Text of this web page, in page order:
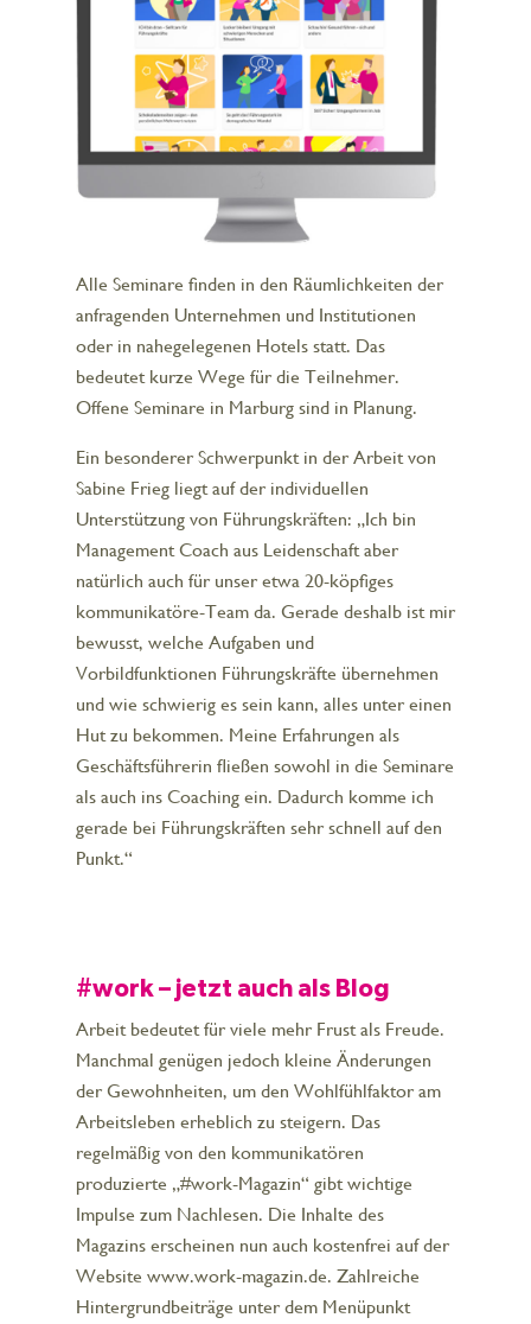
Alle Seminare finden in den Räumlichkeiten der
anfragenden Unternehmen und Institutionen
oder in nahegelegenen Hotels statt. Das
bedeutet kurze Wege für die Teilnehmer.
Offene Seminare in Marburg sind in Planung.
Ein besonderer Schwerpunkt in der Arbeit von
Sabine Frieg liegt auf der individuellen
Unterstützung von Führungskräften: „Ich bin
Management Coach aus Leidenschaft aber
natürlich auch für unser etwa 20-köpfiges
kommunikatöre-Team da. Gerade deshalb ist mir
bewusst, welche Aufgaben und
Vorbildfunktionen Führungskräfte übernehmen
und wie schwierig es sein kann, alles unter einen
Hut zu bekommen. Meine Erfahrungen als
Geschäftsführerin fließen sowohl in die Seminare
als auch ins Coaching ein. Dadurch komme ich
gerade bei Führungskräften sehr schnell auf den
Punkt.“
#work – jetzt auch als Blog
Arbeit bedeutet für viele mehr Frust als Freude.
Manchmal genügen jedoch kleine Änderungen
der Gewohnheiten, um den Wohlfühlfaktor am
Arbeitsleben erheblich zu steigern. Das
regelmäßig von den kommunikatören
produzierte „#work-Magazin“ gibt wichtige
Impulse zum Nachlesen. Die Inhalte des
Magazins erscheinen nun auch kostenfrei auf der
Website www.work-magazin.de. Zahlreiche
Hintergrundbeiträge unter dem Menüpunkt